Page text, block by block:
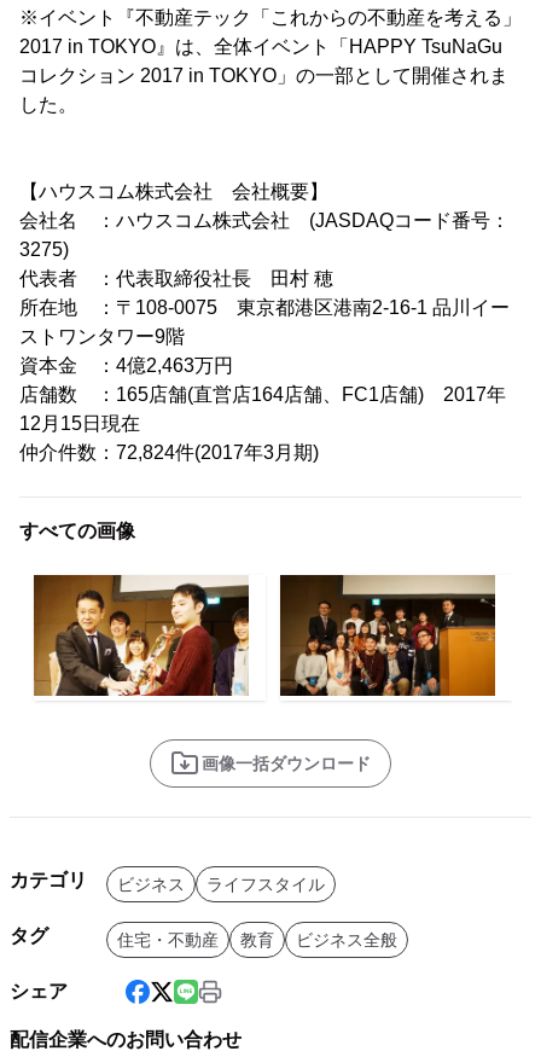
※イベント『不動産テック「これからの不動産を考える」
2017 in TOKYO』は、全体イベント「HAPPY TsuNaGu
コレクション 2017 in TOKYO」の一部として開催されま
した。
【ハウスコム株式会社 会社概要】
会社名 ：ハウスコム株式会社 (JASDAQコード番号：
3275)
代表者 ：代表取締役社長 田村 穂
所在地 ：〒108-0075 東京都港区港南2-16-1 品川イー
ストワンタワー9階
資本金 ：4億2,463万円
店舗数 ：165店舗(直営店164店舗、FC1店舗) 2017年
12月15日現在
仲介件数：72,824件(2017年3月期)
すべての画像
画像一括ダウンロード
カテゴリ ビジネス ライフスタイル
タグ 住宅・不動産 教育 ビジネス全般
シェア
配信企業へのお問い合わせ